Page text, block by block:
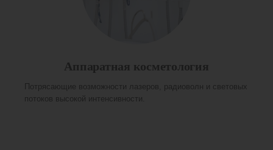
Аппаратная косметология
Потрясающие возможности лазеров, радиоволн и световых
потоков высокой интенсивности.